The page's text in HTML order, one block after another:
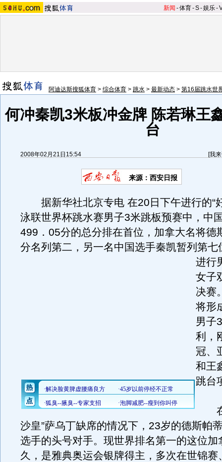
新闻 -体育-S-娱乐-
阿迪达斯搜狐体育 > 综合体育 > 跳水 > 最新动态 > 第16届跳水世
何冲秦凯3米板冲金牌 陈若琳王
台
2008年02月21日15:54 [我
来源：西安日报
据新华社北京专电 在20日下午进行的“
泳联世界杯跳水赛男子3米跳板预赛中，中
499．05分的总分排在首位，加拿大名将德
分名列第二，另一名中国选手秦凯暂列第七
进行
女子
决赛
将形
男子
利，
冠、
和王
跳台
在
沙皇”萨乌丁缺席的情况下，23岁的德斯帕
选手的头号对手。现世界排名第一的这位加
久，是雅典奥运会银牌得主，多次在世锦赛